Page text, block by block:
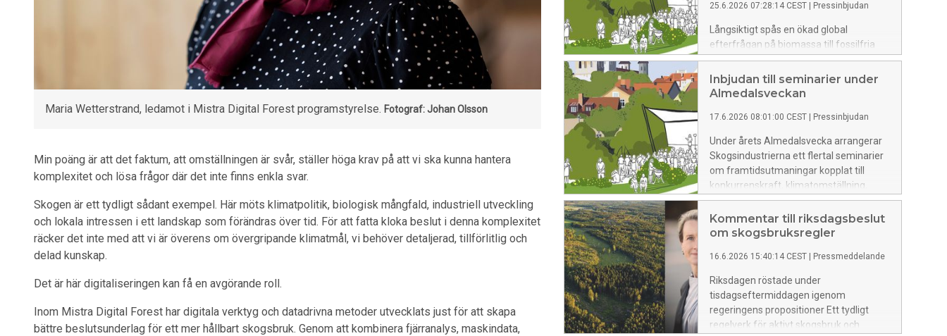
Maria Wetterstrand, ledamot i Mistra Digital Forest programstyrelse. Fotograf: Johan Olsson
Min poäng är att det faktum, att omställningen är svår, ställer höga krav på att vi ska kunna hantera
komplexitet och lösa frågor där det inte finns enkla svar.
Skogen är ett tydligt sådant exempel. Här möts klimatpolitik, biologisk mångfald, industriell utveckling
och lokala intressen i ett landskap som förändras över tid. För att fatta kloka beslut i denna komplexitet
räcker det inte med att vi är överens om övergripande klimatmål, vi behöver detaljerad, tillförlitlig och
delad kunskap.
Det är här digitaliseringen kan få en avgörande roll.
Inom Mistra Digital Forest har digitala verktyg och datadrivna metoder utvecklats just för att skapa
bättre beslutsunderlag för ett mer hållbart skogsbruk. Genom att kombinera fjärranalys, maskindata,
om hur målkonflikter ska balanseras när
framtidens behov möter dagens vägval.
25.6.2026 07:28:14 CEST Pressinbjudan
Långsiktigt spås en ökad global
efterfrågan på biomassa till fossilfria
produkter. Samtidigt är de politiska
utmaningarna större än på många år för
en av svenskt näringslivs paradgrenar.
politiken, tankesmedjor och näringslivet
torsdagen.
Inbjudan till seminarier under
Almedalsveckan
17.6.2026 08:01:00 CEST Pressinbjudan
Under årets Almedalsvecka arrangerar
Skogsindustrierna ett flertal seminarier
om framtidsutmaningar kopplat till
konkurrenskraft, klimatomställning,
tillväxt och skogsbruk.
Kommentar till riksdagsbeslut
om skogsbruksregler
16.6.2026 15:40:14 CEST Pressmeddelande
Riksdagen röstade under
tisdagseftermiddagen igenom
regeringens propositioner Ett tydligt
regelverk för aktivt skogsbruk och